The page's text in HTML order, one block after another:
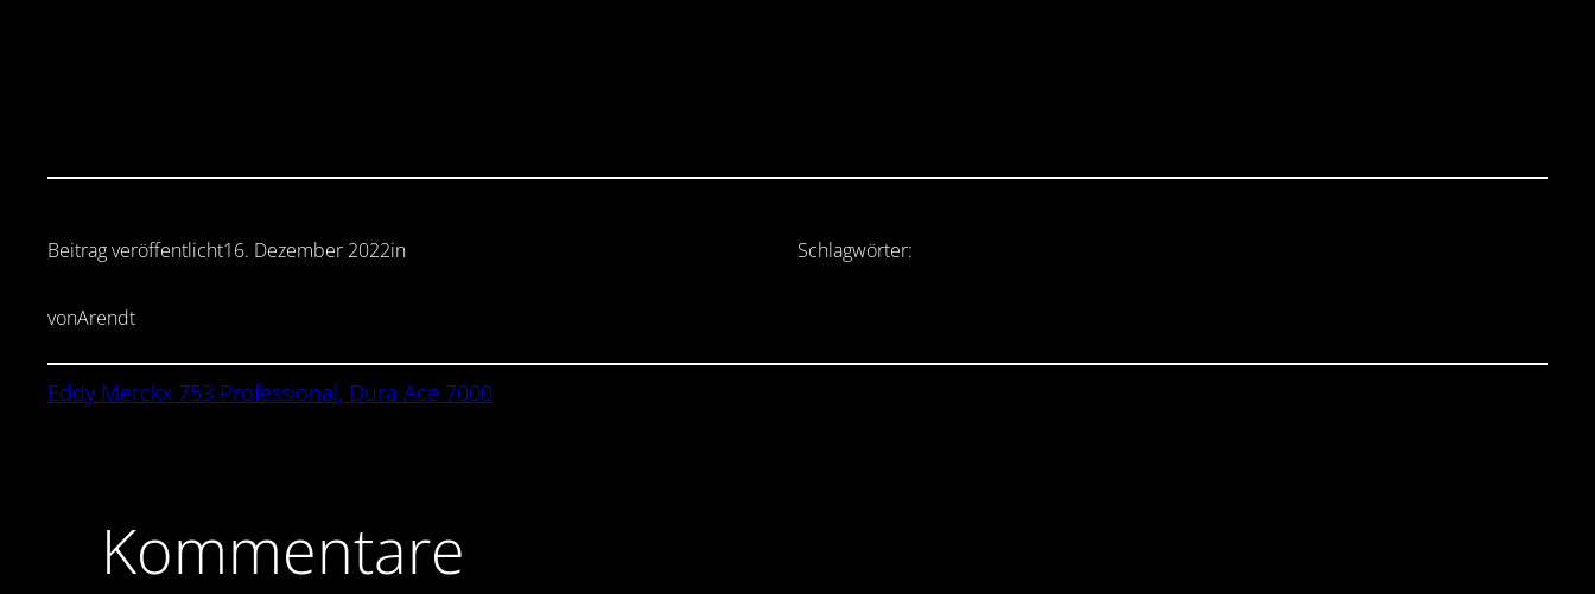
Beitrag veröffentlicht16. Dezember 2022in
vonArendt
Schlagwörter:
Eddy Merckx 753 Professional, Dura Ace 7000
Kommentare